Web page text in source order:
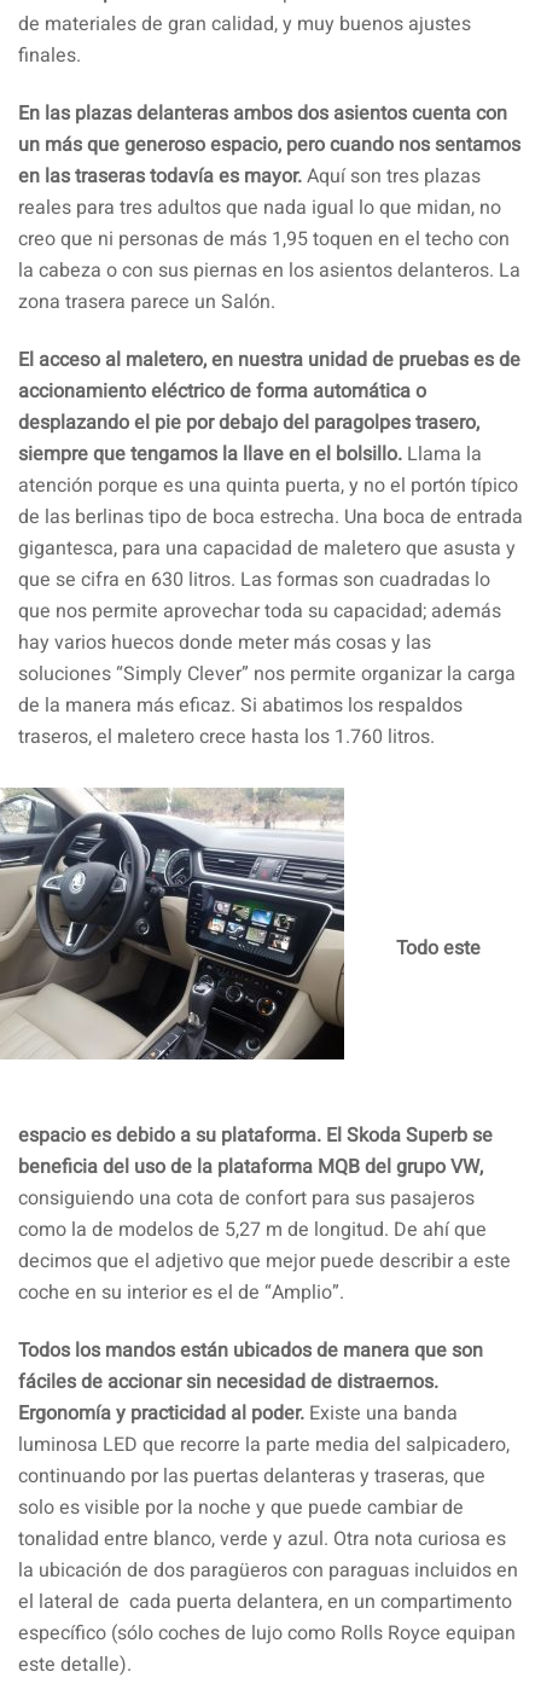
de materiales de gran calidad, y muy buenos ajustes
finales.
En las plazas delanteras ambos dos asientos cuenta con
un más que generoso espacio, pero cuando nos sentamos
en las traseras todavía es mayor.Aquí son tres plazas
reales para tres adultos que nada igual lo que midan, no
creo que ni personas de más 1,95 toquen en el techo con
la cabeza o con sus piernas en los asientos delanteros. La
zona trasera parece un Salón.
El acceso al maletero, en nuestra unidad de pruebas es de
accionamiento eléctrico de forma automática o
desplazando el pie por debajo del paragolpes trasero,
siempre que tengamos la llave en el bolsillo. Llama la
atención porque es una quinta puerta, y no el portón típico
de las berlinas tipo de boca estrecha. Una boca de entrada
gigantesca, para una capacidad de maletero que asusta y
que se cifra en 630 litros. Las formas son cuadradas lo
que nos permite aprovechar toda su capacidad; además
hay varios huecos donde meter más cosas y las
soluciones “Simply Clever” nos permite organizar la carga
de la manera más eficaz. Si abatimos los respaldos
traseros, el maletero crece hasta los 1.760 litros.
Todo este
espacio es debido a su plataforma. El Skoda Superb se
beneficia del uso de la plataforma MQB del grupo VW,
consiguiendo una cota de confort para sus pasajeros
como la de modelos de 5,27 m de longitud. De ahí que
decimos que el adjetivo que mejor puede describir a este
coche en su interior es el de “Amplio”.
Todos los mandos están ubicados de manera que son
fáciles de accionar sin necesidad de distraernos.
Ergonomía y practicidad al poder. Existe una banda
luminosa LED que recorre la parte media del salpicadero,
continuando por las puertas delanteras y traseras, que
solo es visible por la noche y que puede cambiar de
tonalidad entre blanco, verde y azul. Otra nota curiosa es
la ubicación de dos paragüeros con paraguas incluidos en
el lateral de cada puerta delantera, en un compartimento
específico (sólo coches de lujo como Rolls Royce equipan
este detalle).